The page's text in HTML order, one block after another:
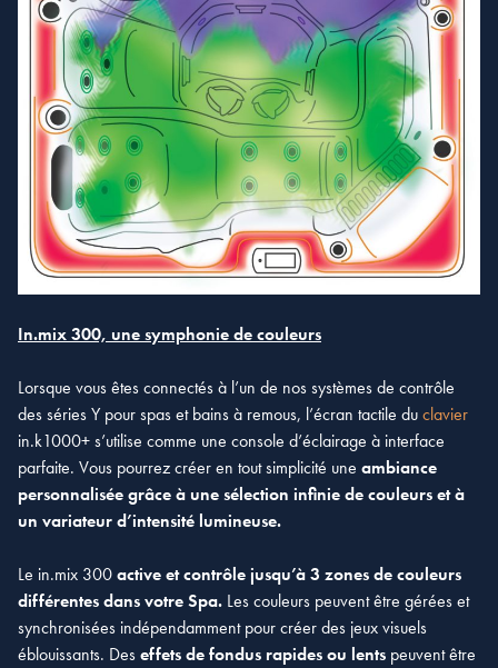
In.mix 300, une symphonie de couleurs
Lorsque vous êtes connectés à l’un de nos systèmes de contrôle
des séries Y pour spas et bains à remous, l’écran tactile duclavier
in.k1000+ s’utilise comme une console d’éclairage à interface
parfaite. Vous pourrez créer en tout simplicité une ambiance
personnalisée grâce à une sélection infinie de couleurs et à
un variateur d’intensité lumineuse.
Le in.mix 300active et contrôle jusqu’à 3 zones de couleurs
différentes dans votre Spa. Les couleurs peuvent être gérées et
synchronisées indépendamment pour créer des jeux visuels
éblouissants. Deseffets de fondus rapides ou lents peuvent être